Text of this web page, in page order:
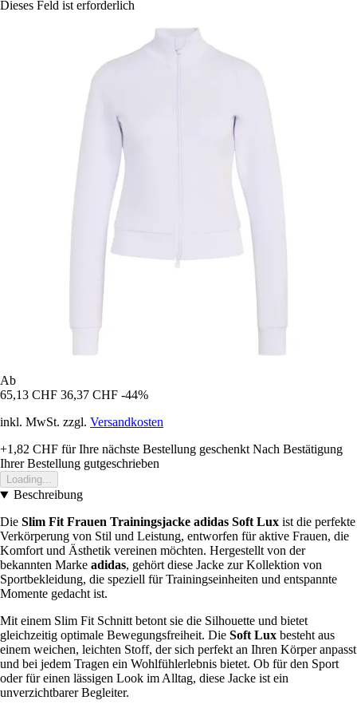
Dieses Feld ist erforderlich
Ab
65,13 CHF 36,37 CHF -44%
inkl. MwSt. zzgl. Versandkosten
+1,82 CHF für Ihre nächste Bestellung geschenkt Nach Bestätigung
Ihrer Bestellung gutgeschrieben
Loading...
Beschreibung
Die Slim Fit Frauen Trainingsjacke adidas Soft Lux ist die perfekte
Verkörperung von Stil und Leistung, entworfen für aktive Frauen, die
Komfort und Ästhetik vereinen möchten. Hergestellt von der
bekannten Marke adidas, gehört diese Jacke zur Kollektion von
Sportbekleidung, die speziell für Trainingseinheiten und entspannte
Momente gedacht ist.
Mit einem Slim Fit Schnitt betont sie die Silhouette und bietet
gleichzeitig optimale Bewegungsfreiheit. Die Soft Lux besteht aus
einem weichen, leichten Stoff, der sich perfekt an Ihren Körper anpasst
und bei jedem Tragen ein Wohlfühlerlebnis bietet. Ob für den Sport
oder für einen lässigen Look im Alltag, diese Jacke ist ein
unverzichtbarer Begleiter.